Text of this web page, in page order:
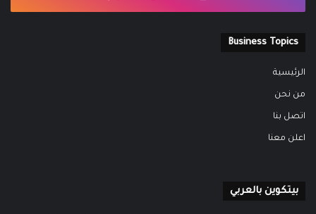
Business Topics
الرئيسية
من نحن
اتصل بنا
اعلن معنا
بيتكوين بالعربي